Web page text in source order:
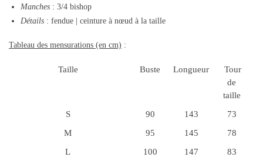
Manches : 3/4 bishop
Détails : fendue | ceinture à nœud à la taille
Tableau des mensurations (en cm) :
Taille Buste Longueur
Tour
de
taille
S
90 143
73
M
95 145
78
L
100 147
83